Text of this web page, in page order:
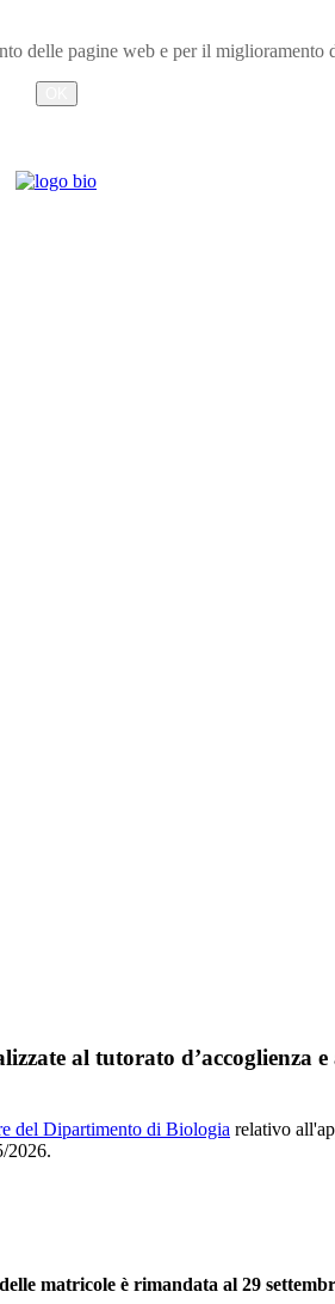
delle pagine web e per il
al tutorato d’accoglienza
del Dipartimento di Biologia relativo
2026.
matricole è rimandata al 29